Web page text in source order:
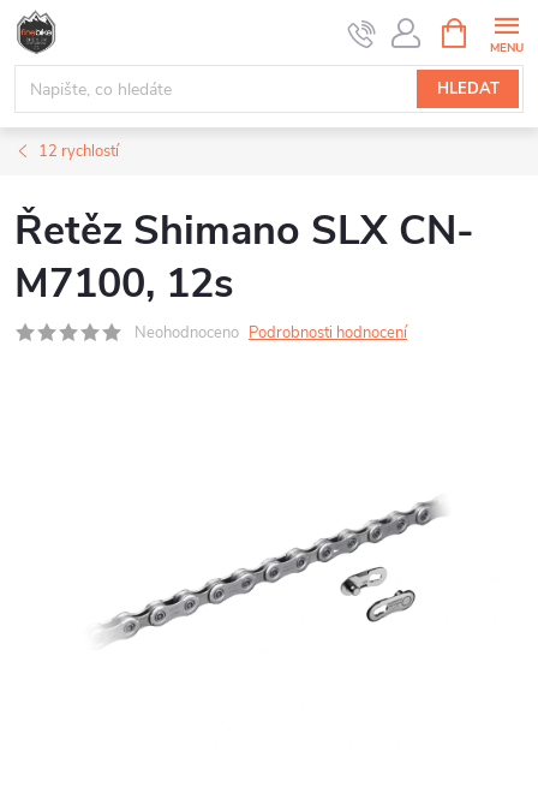
Přejít
obsah
HLEDAT
NÁKUPNÍ
KOŠÍK
12 rychlostí
Řetěz Shimano SLX CN-
M7100, 12s
Neohodnoceno Podrobnosti hodnocení